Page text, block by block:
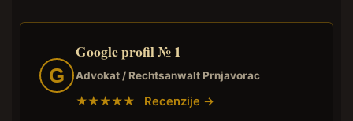
G
Google profil № 1
Advokat / Rechtsanwalt Prnjavorac
★★★★★ Recenzije →